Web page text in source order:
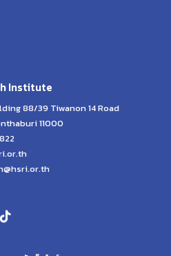
Institute
88/39 Tiwanon 14 Road
11000